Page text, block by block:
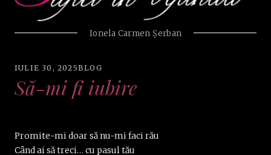
Ionela Carmen Şerban
IULIE 30, 2025BLOG
Să-mi fi iubire
Promite-mi doar să nu-mi faci rău
Când ai să treci… cu pasul tău